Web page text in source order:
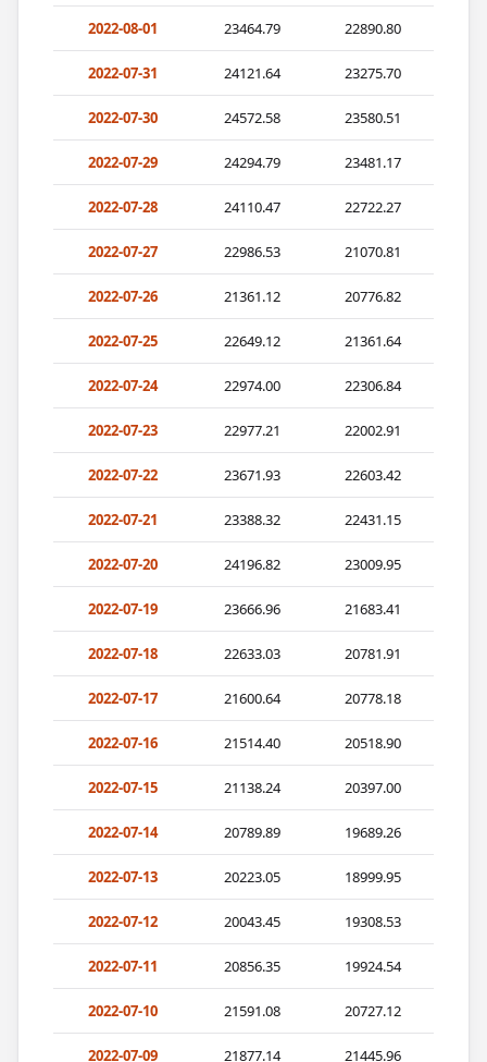
2022-08-01 23464.79 22890.80
2022-07-31 24121.64 23275.70
2022-07-30 24572.58 23580.51
2022-07-29 24294.79 23481.17
2022-07-28 24110.47 22722.27
2022-07-27 22986.53 21070.81
2022-07-26 21361.12 20776.82
2022-07-25 22649.12 21361.64
2022-07-24 22974.00 22306.84
2022-07-23 22977.21 22002.91
2022-07-22 23671.93 22603.42
2022-07-21 23388.32 22431.15
2022-07-20 24196.82 23009.95
2022-07-19 23666.96 21683.41
2022-07-18 22633.03 20781.91
2022-07-17 21600.64 20778.18
2022-07-16 21514.40 20518.90
2022-07-15 21138.24 20397.00
2022-07-14 20789.89 19689.26
2022-07-13 20223.05 18999.95
2022-07-12 20043.45 19308.53
2022-07-11 20856.35 19924.54
2022-07-10 21591.08 20727.12
2022-07-09 21877.14 21445.96